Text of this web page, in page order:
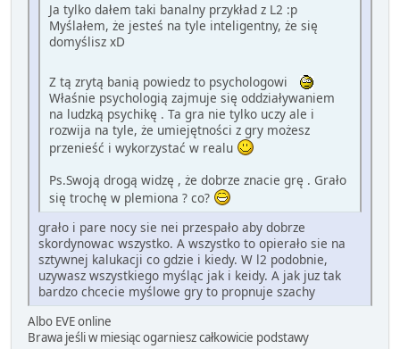
Ja tylko dałem taki banalny przykład z L2 :p
Myślałem, że jesteś na tyle inteligentny, że się
domyślisz xD
Z tą zrytą banią powiedz to psychologowi
Właśnie psychologią zajmuje się oddziaływaniem
na ludzką psychikę . Ta gra nie tylko uczy ale i
rozwija na tyle, że umiejętności z gry możesz
przenieść i wykorzystać w realu
Ps.Swoją drogą widzę , że dobrze znacie grę . Grało
się trochę w plemiona ? co?
grało i pare nocy sie nei przespało aby dobrze
skordynowac wszystko. A wszystko to opierało sie na
sztywnej kalukacji co gdzie i kiedy. W l2 podobnie,
uzywasz wszystkiego myśląc jak i keidy. A jak juz tak
bardzo chcecie myślowe gry to propnuje szachy
Albo EVE online
Brawa jeśli w miesiąc ogarniesz całkowicie podstawy